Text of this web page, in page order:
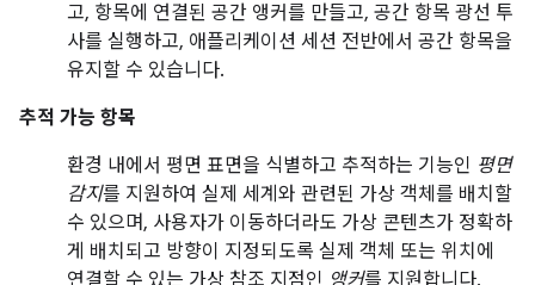
고, 항목에 연결된 공간 앵커를 만들고, 공간 항목 광선 투
사를 실행하고, 애플리케이션 세션 전반에서 공간 항목을
유지할 수 있습니다.
추적 가능 항목
환경 내에서 평면 표면을 식별하고 추적하는 기능인 평면
감지를 지원하여 실제 세계와 관련된 가상 객체를 배치할
수 있으며, 사용자가 이동하더라도 가상 콘텐츠가 정확하
게 배치되고 방향이 지정되도록 실제 객체 또는 위치에
연결할 수 있는 가상 참조 지점인 앵커를 지원합니다.